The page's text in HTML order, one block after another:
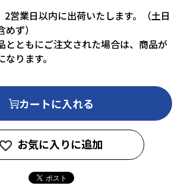
2営業日以内に出荷いたします。（土日
ず）
とともにご注文された場合は、商品が
ります。
カートに入れる
お気に入りに追加